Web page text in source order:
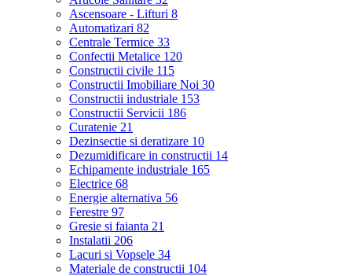
Ascensoare - Lifturi 8
Automatizari 82
Centrale Termice 33
Confectii Metalice 120
Constructii civile 115
Constructii Imobiliare Noi 30
Constructii industriale 153
Constructii Servicii 186
Curatenie 21
Dezinsectie si deratizare 10
Dezumidificare in constructii 14
Echipamente industriale 165
Electrice 68
Energie alternativa 56
Ferestre 97
Gresie si faianta 21
Instalatii 206
Lacuri si Vopsele 34
Materiale de constructii 104